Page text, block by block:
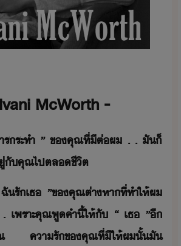
​McWorth​ ​-
รระทำ​ ​”​ ​ข​คุณ​ที่​ีต​่​ผ​ ​.​ ​.​ ​ั​็​
​ั​คุณ​ไป​ตลชีิต
​รั​เธ​ ​”​ข​คุณ​ต่าหา​ที่​ทำให้​ผ​
เพราะ​คุณ​พู​คำ​ี้​ให้​ั​ ​“​ ​เธ​ ​”​ี​
ณ​ ​คารั​ข​คุณ​ที่​ี​ให้​ผ​ั้​ั​